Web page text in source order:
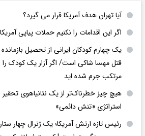
آیا تهران هدف آمریکا قرار می گیرد؟
اگر این اقدامات را نکنیم حملات پیاپی
یک چهارم کودکان ایرانی از تحصیل
قتل مهسا شاکی است/ اگر آزار یک کودک را
مرتکب جرم شده اید
هیچ چیز خطرناک‌تر از یک نتانیاهوی
استراتژی «تنش دائمی»
رئیس تازه ارتش آمریکا؛ یک ژنرال چهار